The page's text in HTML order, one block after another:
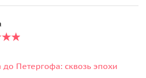
Петергофа: сквозь эпохи